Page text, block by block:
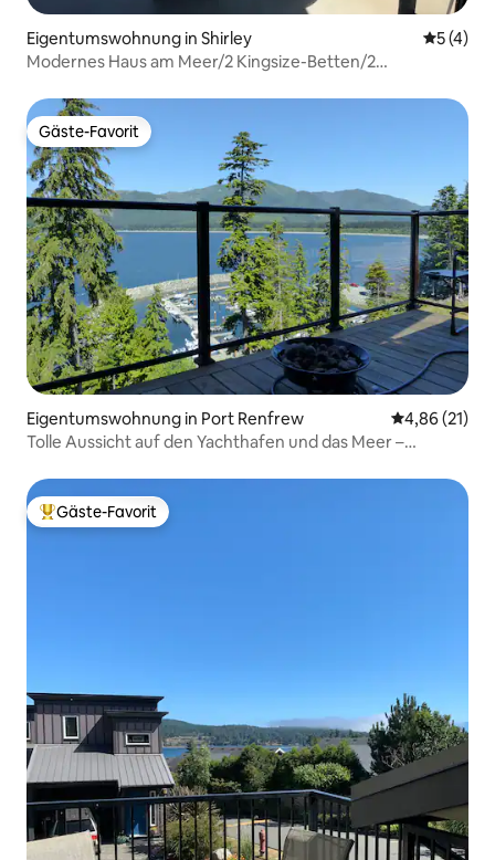
Eigentumswohnung in Shirley
5 (4)
Modernes Haus am Meer/2 Kingsize-Betten/2
Gäste-Favorit
Gäste-Favorit
Eigentumswohnung in Port Renfrew
4,86 (21)
Tolle Aussicht auf den Yachthafen und das Meer –
Beliebter Gäste-Favorit.
Gäste-Favorit